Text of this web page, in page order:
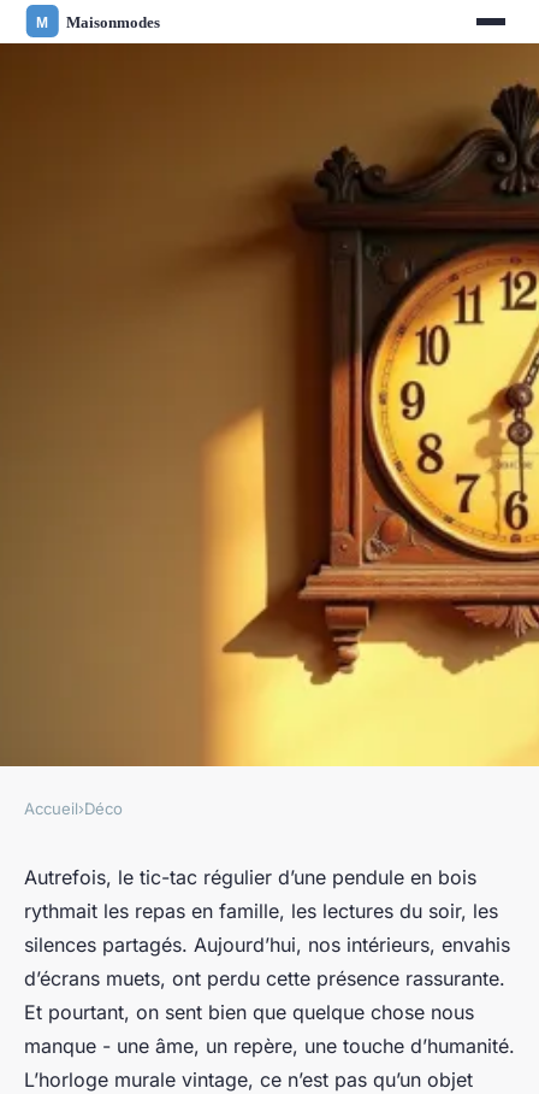
Pourquoi une horloge murale
vintage sublimera votre
intérieur
Camil•07/05/2026 13:44•9 min de lecture
Accueil›Déco
Autrefois, le tic-tac régulier d’une pendule en bois
rythmait les repas en famille, les lectures du soir, les
silences partagés. Aujourd’hui, nos intérieurs, envahis
d’écrans muets, ont perdu cette présence rassurante.
Et pourtant, on sent bien que quelque chose nous
manque - une âme, un repère, une touche d’humanité.
L’horloge murale vintage, ce n’est pas qu’un objet